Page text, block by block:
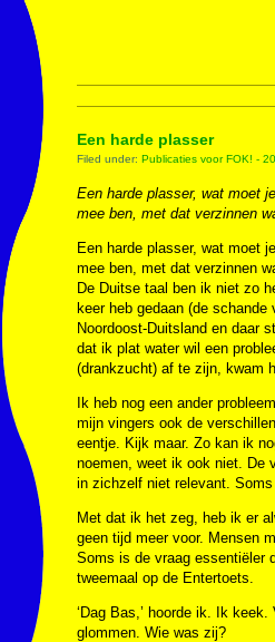
Een harde plasser
Filed under: Publicaties voor FOK! -
Een harde plasser, wat moet
mee ben, met dat verzinnen
Een harde plasser, wat moet
mee ben, met dat verzinnen
De Duitse taal ben ik niet zo
keer heb gedaan (de
Noordoost-Duitsland en daar
dat ik plat water wil een
(drankzucht) af te zijn, kwam
Ik heb nog een ander
mijn vingers ook de
eentje. Kijk maar. Zo kan ik
noemen, weet ik ook niet. De
in zichzelf niet relevant.
Met dat ik het zeg, heb ik er
geen tijd meer voor. Mensen
Soms is de vraag essentiëler
tweemaal op de Entertoets.
‘Dag Bas,’ hoorde ik. Ik
glommen. Wie was zij?